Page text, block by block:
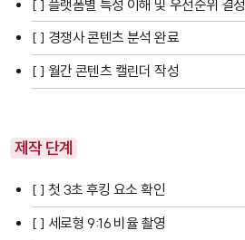
[ ] 플랫폼별 특성 이해 및 우선순위 결정
[ ] 경쟁사 콘텐츠 분석 완료
[ ] 월간 콘텐츠 캘린더 작성
제작 단계
[ ] 첫 3초 후킹 요소 확인
[ ] 세로형 9:16 비율 촬영